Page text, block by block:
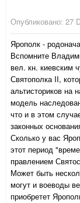
Опубликовано: 27
Ярополк -
Вспомните
вел. кн. киевским
Святополка II,
альтисториков
модель
что и в этом
законных
Сколько у вас
этот период
правлением
Может быть
могут и воеводы
приобретет